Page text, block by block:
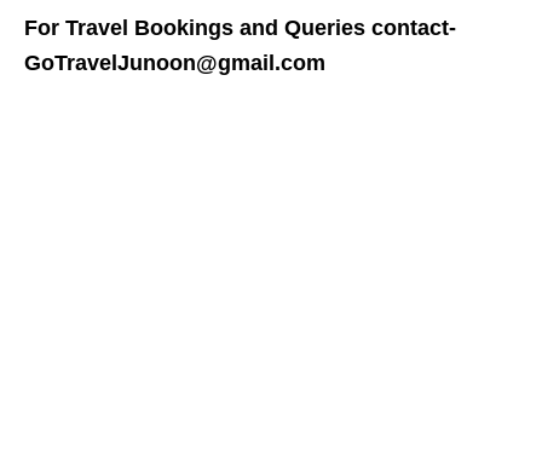
For Travel Bookings and Queries contact-
GoTravelJunoon@gmail.com